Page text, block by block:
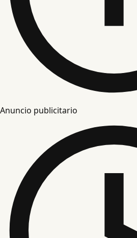
Anuncio publicitario